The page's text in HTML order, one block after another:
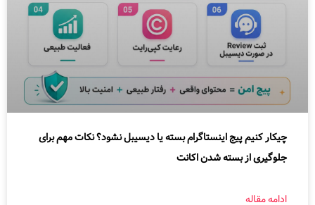
چیکار کنیم پیج اینستاگرام بسته یا دیسیبل نشود؟ نکات مهم برای
جلوگیری از بسته شدن اکانت
ادامه مقاله